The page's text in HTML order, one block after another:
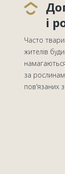
і
Часто
жителів
за
пов'язаних